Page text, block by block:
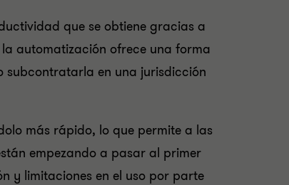
que se obtiene gracias a
automatización ofrece una forma
subcontratarla en una jurisdicción
más rápido, lo que permite a las
empezando a pasar al primer
y limitaciones en el uso por parte